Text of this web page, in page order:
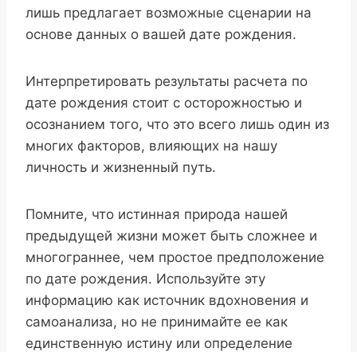
лишь предлагает возможные сценарии на
основе данных о вашей дате рождения.
Интерпретировать результаты расчета по
дате рождения стоит с осторожностью и
осознанием того, что это всего лишь один из
многих факторов, влияющих на нашу
личность и жизненный путь.
Помните, что истинная природа нашей
предыдущей жизни может быть сложнее и
многограннее, чем простое предположение
по дате рождения. Используйте эту
информацию как источник вдохновения и
самоанализа, но не принимайте ее как
единственную истину или определение